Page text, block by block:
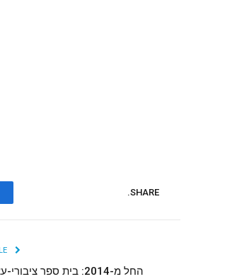
SHARE.
החל מ-2014: בית ספר